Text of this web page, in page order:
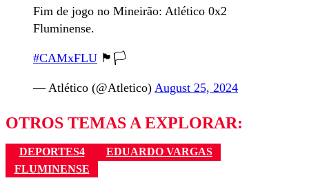
Fim de jogo no Mineirão: Atlético 0x2
Fluminense.
#CAMxFLU 🏴🏳️
— Atlético (@Atletico) August 25, 2024
OTROS TEMAS A EXPLORAR:
DEPORTES4
EDUARDO VARGAS
FLUMINENSE